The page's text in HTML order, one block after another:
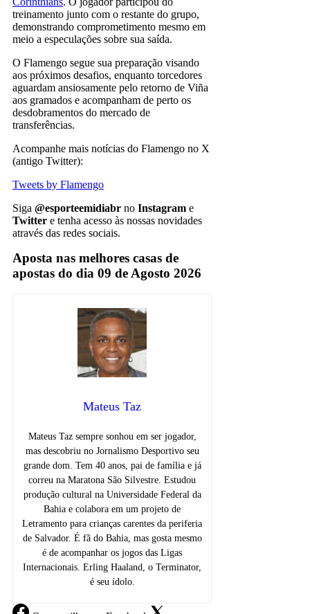
treinamento junto com o restante do grupo,
demonstrando comprometimento mesmo em
meio a especulações sobre sua saída.
O Flamengo segue sua preparação visando
aos próximos desafios, enquanto torcedores
aguardam ansiosamente pelo retorno de Viña
aos gramados e acompanham de perto os
desdobramentos do mercado de
transferências.
Acompanhe mais notícias do Flamengo no X
(antigo Twitter):
Tweets by Flamengo
Siga @esporteemidiabr no Instagram e
Twitter e tenha acesso às nossas novidades
através das redes sociais.
Aposta nas melhores casas de
apostas do dia 09 de Agosto 2026
Mateus Taz
Mateus Taz sempre sonhou em ser jogador,
mas descobriu no Jornalismo Desportivo seu
grande dom. Tem 40 anos, pai de família e já
correu na Maratona São Silvestre. Estudou
produção cultural na Universidade Federal da
Bahia e colabora em um projeto de
Letramento para crianças carentes da periferia
de Salvador. É fã do Bahia, mas gosta mesmo
é de acompanhar os jogos das Ligas
Internacionais. Erling Haaland, o Terminator,
é seu ídolo.